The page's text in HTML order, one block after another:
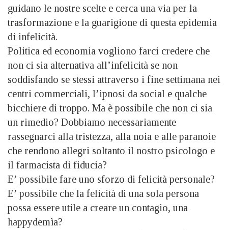
guidano le nostre scelte e cerca una via per la
trasformazione e la guarigione di questa epidemia
di infelicità.
Politica ed economia vogliono farci credere che
non ci sia alternativa all’infelicità se non
soddisfando se stessi attraverso i fine settimana nei
centri commerciali, l’ipnosi da social e qualche
bicchiere di troppo. Ma è possibile che non ci sia
un rimedio? Dobbiamo necessariamente
rassegnarci alla tristezza, alla noia e alle paranoie
che rendono allegri soltanto il nostro psicologo e
il farmacista di fiducia?
E’ possibile fare uno sforzo di felicità personale?
E’ possibile che la felicità di una sola persona
possa essere utile a creare un contagio, una
happydemìa?